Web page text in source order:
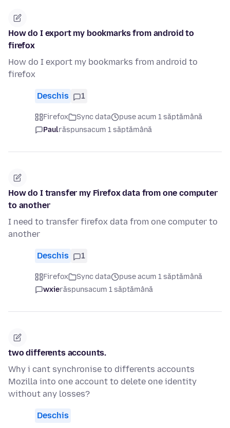
How do I export my bookmarks from android to
firefox
How do I export my bookmarks from android to
firefox
Deschis 1
Firefox Sync data
puse acum 1 săptămână
Paulrăspunsacum 1 săptămână
How do I transfer my Firefox data from one computer
to another
I need to transfer firefox data from one computer to
another
Deschis 1
Firefox Sync data
puse acum 1 săptămână
wxierăspunsacum 1 săptămână
two differents accounts.
Why i cant synchronise to differents accounts
Mozilla into one account to delete one identity
without any losses?
Deschis